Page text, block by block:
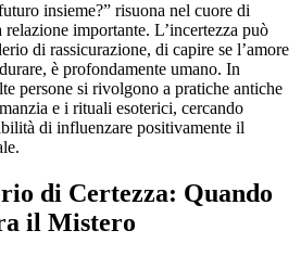
insieme?” risuona nel cuore di
importante. L’incertezza può
di rassicurazione, di capire se l’amore
è profondamente umano. In
persone si rivolgono a pratiche antiche
e i rituali esoterici, cercando
di influenzare positivamente il
di Certezza: Quando
il Mistero